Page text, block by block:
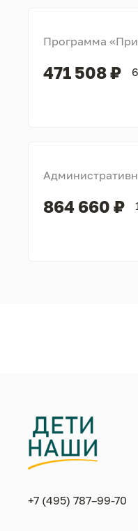
Программа
471 508 ₽
864 660 ₽
+7 (495) 787–99-70